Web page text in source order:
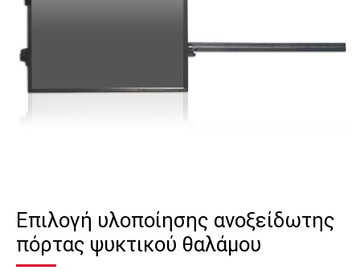
Επιλογή υλοποίησης ανοξείδωτης
πόρτας ψυκτικού θαλάμου